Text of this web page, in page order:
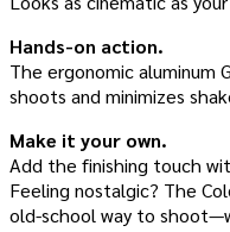
Hands-on action.
The ergonomic aluminum
shoots and minimizes
Make it your own.
Add the finishing touch
Feeling nostalgic? The
old-school way to